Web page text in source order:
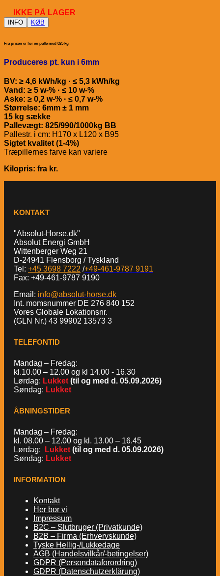
IKKE PÅ LAGER
INFO KØB
Fra prisen er for en palle med 825 kg
Produceres pt. kun i 6mm
BV: ≥ 4,6 kWh/kg · ≤ 5,3 kWh/kg
Vand: ≥ 5 w-% · ≤ 10 w-%
Aske: ≥ 0,2 w-% · ≤ 0,7 w-%
Størrelse: 6mm ± 1 mm
15 kg sække
Pallevægt: 825/990/1000kg BB
Pallestr. i cm: H170 x L120 x B95
Sigtet kvalitet (1-4%)
Træpillernes farve kan variere
Kilopris: fra kr.
KONTAKT
"Absolut-Horse.dk"
Absolut Energi GmbH
Wittenberger Weg 21
D-24941 Flensborg / Tyskland
Tel: +45 3698 7222 /+49-461-9787 9191
Fax: +49-461-9787 9190
Email: info@absolut-horse.dk
Int. momsnummer DE 276 840 152
Vores Globale Lokationsnr.
(GLN Nr.) 43 99902 13573 3
TELEFONTID
Mandag – Fredag:
kl.10.00 – 12.00 og kl 14.00 - 16.30
Lørdag: Lukket (til og med d. 05.09.2026)
Søndag: Lukket
ÅBNINGSTIDER
Mandag – Fredag:
kl. 08.00 – 12.00 og kl. 13.00 – 16.45
Lørdag:
Lukket (til og med d. 05.09.2026)
Søndag: Lukket
INFORMATION
Kontakt
Her bor vi
Impressum
B2C – Slutbruger (Privatkunde)
B2B – Firma (Erhvervskunde)
Tyske Hellig-/Lukkedage
AGB (Handelsvilkår/-betingelser)
GDPR (Persondataforordring)
GDPR (Datenschutzerklärung)